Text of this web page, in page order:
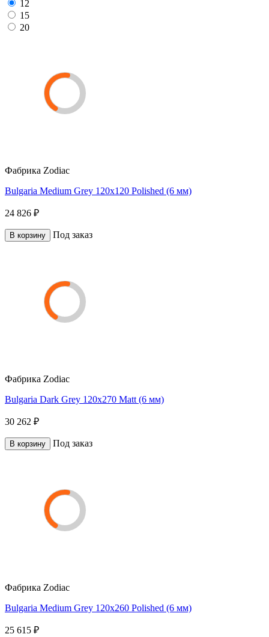
12
15
20
Фабрика Zodiac
Bulgaria Medium Grey 120x120 Polished (6 мм)
24 826 ₽
В корзину Под заказ
Фабрика Zodiac
Bulgaria Dark Grey 120x270 Matt (6 мм)
30 262 ₽
В корзину Под заказ
Фабрика Zodiac
Bulgaria Medium Grey 120x260 Polished (6 мм)
25 615 ₽